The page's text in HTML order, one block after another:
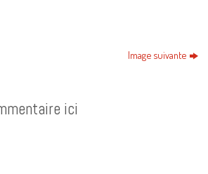
Image suivante
ici